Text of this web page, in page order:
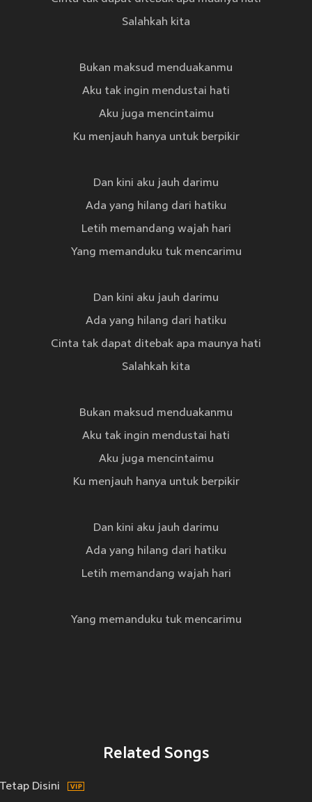
Salahkah kita
Bukan maksud menduakanmu
Aku tak ingin mendustai hati
Aku juga mencintaimu
Ku menjauh hanya untuk berpikir
Dan kini aku jauh darimu
Ada yang hilang dari hatiku
Letih memandang wajah hari
Yang memanduku tuk mencarimu
Dan kini aku jauh darimu
Ada yang hilang dari hatiku
Cinta tak dapat ditebak apa maunya hati
Salahkah kita
Bukan maksud menduakanmu
Aku tak ingin mendustai hati
Aku juga mencintaimu
Ku menjauh hanya untuk berpikir
Dan kini aku jauh darimu
Ada yang hilang dari hatiku
Letih memandang wajah hari
Yang memanduku tuk mencarimu
Related Songs
Tetap Disini